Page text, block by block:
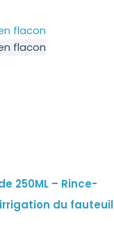
250ML – Rince-
du fauteuil